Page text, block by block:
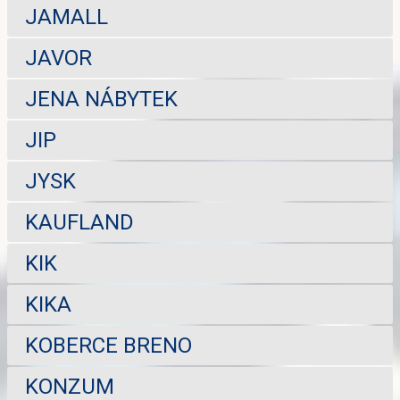
JAMALL
JAVOR
JENA NÁBYTEK
JIP
JYSK
KAUFLAND
KIK
KIKA
KOBERCE BRENO
KONZUM